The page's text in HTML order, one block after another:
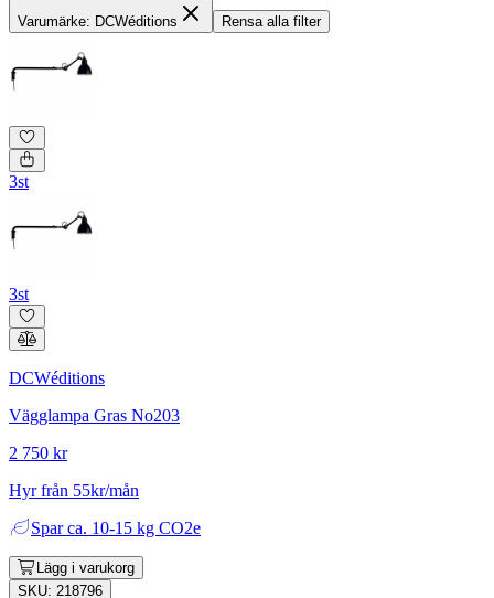
Varumärke: DCWéditions Rensa alla filter
3st
3st
DCWéditions
Vägglampa Gras No203
2 750 kr
Hyr från 55kr/mån
Spar ca. 10-15 kg CO2e
Lägg i varukorg
SKU: 218796